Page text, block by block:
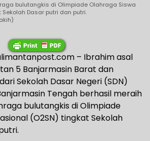
bulutangkis di Olimpiade Olahraga Siswa
Dasar putri dan putri.
– Ibrahim asal
5 Banjarmasin Barat dan
Sekolah Dasar Negeri (SDN)
Tengah berhasil meraih
bulutangkis di Olimpiade
(O2SN) tingkat Sekolah